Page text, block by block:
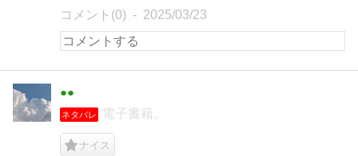
コメント(0) 2025/03/23
●●
ネタバレ 電子書籍。
ナイス